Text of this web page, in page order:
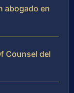
abogado en
Counsel del